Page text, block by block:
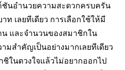
นอำนวยความสะดวกครบครัน
าท เลยทีเดียว การเลือกใช้ให้มี
น และจำนวนของสมาชิกใน
มสำคัญเป็นอย่างมากเลยทีเดียว
ในดวงใจแล้วไม่อยากออกไป